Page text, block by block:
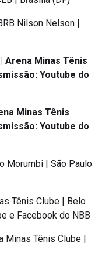
Nilson Nelson |
Arena Minas Tênis
Youtube do
Minas Tênis
Youtube do
Morumbi | São Paulo
Tênis Clube | Belo
e Facebook do NBB
Minas Tênis Clube |